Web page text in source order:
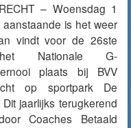
– Woensdag 1
is het weer
vindt voor de 26ste
Nationale G-
plaats bij BVV
op sportpark De
jaarlijks terugkerend
Coaches Betaald